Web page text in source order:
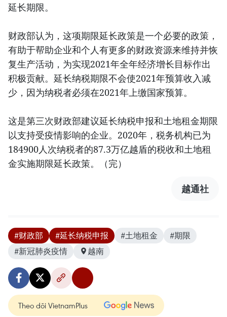
延长期限。
财政部认为，这项期限延长政策是一个必要的政策，
有助于帮助企业和个人有更多的财政资源来维持并恢
复生产活动，为实现2021年全年经济增长目标作出
积极贡献。延长纳税期限不会使2021年预算收入减
少，因为纳税者必须在2021年上缴国家预算。
这是第三次财政部建议延长纳税申报和土地租金期限
以支持受疫情影响的企业。2020年，税务机构已为
184900人次纳税者的87.3万亿越盾的税收和土地租
金实施期限延长政策。（完）
越通社
#财政部 #延长纳税申报 #土地租金
#期限
#新冠肺炎疫情
越南
Theo dõi VietnamPlus